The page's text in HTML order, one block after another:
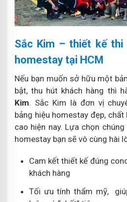
Sắc Kim – thiết kế thi
homestay tại HCM
Nếu bạn muốn sở hữu một
bật, thu hút khách hàng thì
Kim. Sắc Kim là đơn vị
bảng hiệu homestay đẹp,
cao hiện nay. Lựa chọn
homestay bạn sẽ vô cùng hài
Cam kết thiết kế đúng
khách hàng
Tối ưu tính thẩm mỹ,